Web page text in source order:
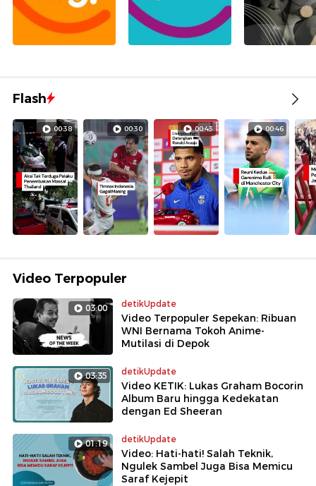
Flash
00:38 00:30 00:43 00:46
Video Terpopuler
03:00 detikUpdate
Video Terpopuler Sepekan: Ribuan
WNI Bernama Tokoh Anime-
Mutilasi di Depok
03:35 detikUpdate
Video KETIK: Lukas Graham Bocorin
Album Baru hingga Kedekatan
dengan Ed Sheeran
01:19 detikUpdate
Video: Hati-hati! Salah Teknik,
Ngulek Sambel Juga Bisa Memicu
Saraf Kejepit